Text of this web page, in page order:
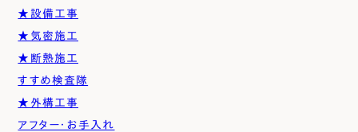
★設備工事
★気密施工
★断熱施工
すすめ検査隊
★外構工事
アフター・お手入れ